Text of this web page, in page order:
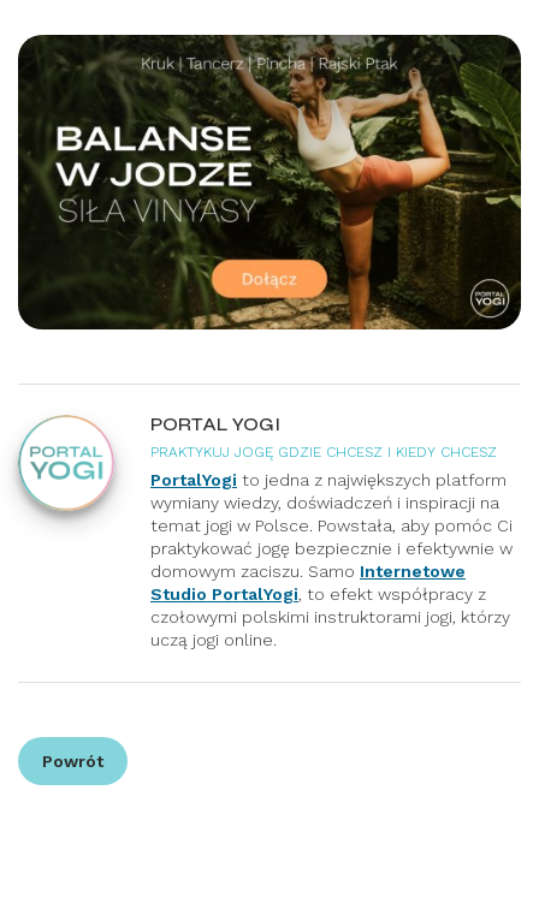
PORTAL YOGI
PRAKTYKUJ JOGĘ GDZIE CHCESZ I KIEDY CHCESZ
PortalYogi to jedna z największych platform
wymiany wiedzy, doświadczeń i inspiracji na
temat jogi w Polsce. Powstała, aby pomóc Ci
praktykować jogę bezpiecznie i efektywnie w
domowym zaciszu. Samo Internetowe
Studio PortalYogi, to efekt współpracy z
czołowymi polskimi instruktorami jogi, którzy
uczą jogi online.
Powrót